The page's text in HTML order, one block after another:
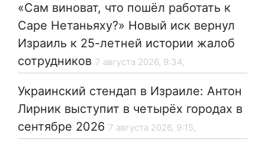
«Сам виноват, что пошёл работать к
Саре Нетаньяху?» Новый иск вернул
Израиль к 25-летней истории жалоб
сотрудников 7 августа 2026, 9:34,
Украинский стендап в Израиле: Антон
Лирник выступит в четырёх городах в
сентябре 2026 7 августа 2026, 9:15,